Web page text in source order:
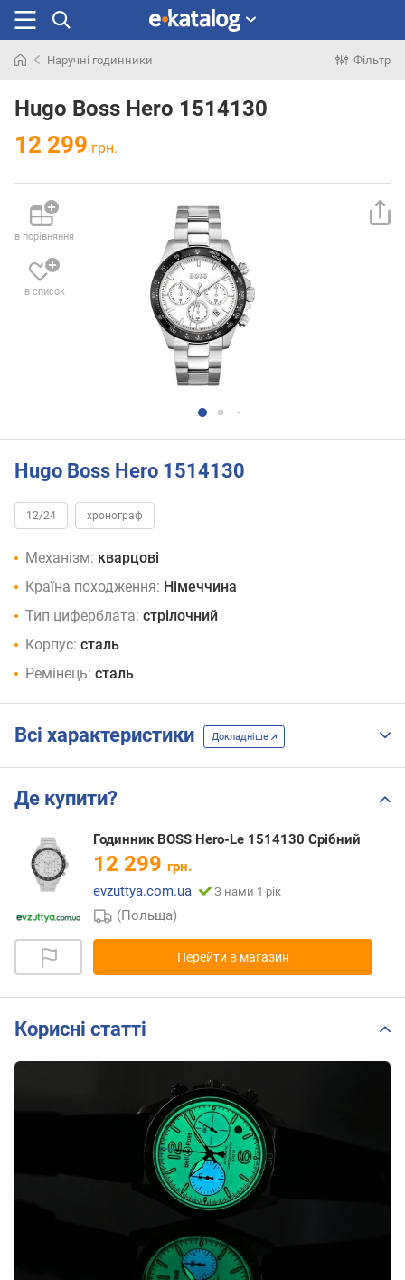
раніше
Наручні годинники Фільтр
Hugo Boss Hero 1514130
12 299 грн.
в порівняння
в список
Hugo Boss Hero 1514130
12/24 хронограф
Механізм: кварцові
Країна походження: Німеччина
Тип циферблата: стрілочний
Корпус: сталь
Ремінець: сталь
Всі характеристики Докладніше
Де купити?
Годинник BOSS Hero-Le 1514130 Срібний
12 299 грн.
evzuttya.com.ua
З нами 1 рік
(Польща)
Перейти в магазин
Корисні статті